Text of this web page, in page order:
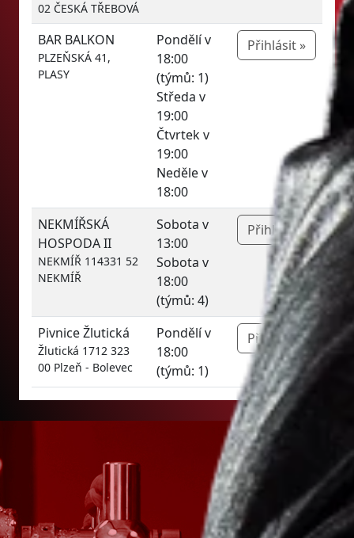
02 ČESKÁ TŘEBOVÁ
BAR BALKON
PLZEŇSKÁ 41,
PLASY
Pondělí v
18:00
(týmů: 1)
Středa v
19:00
Čtvrtek v
19:00
Neděle v
18:00
Přihlásit »
NEKMÍŘSKÁ
HOSPODA II
NEKMÍŘ 114331 52
NEKMÍŘ
Sobota v
13:00
Sobota v
18:00
(týmů: 4)
Přihlásit »
Pivnice Žlutická
Žlutická 1712 323
00 Plzeň - Bolevec
Pondělí v
18:00
(týmů: 1)
Přihlásit »